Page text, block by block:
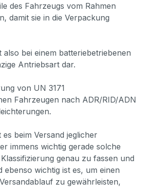
des Fahrzeugs vom Rahmen
damit sie in die Verpackung
also bei einem batteriebetriebenen
Antriebsart dar.
von UN 3171
Fahrzeugen nach ADR/RID/ADN
beim Versand jeglicher
immens wichtig gerade solche
genau zu fassen und
ebenso wichtig ist es, um einen
zu gewährleisten,